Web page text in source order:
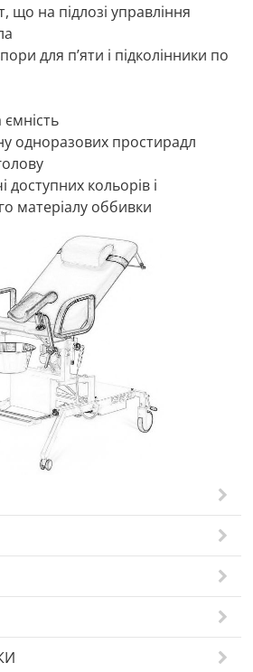
що на підлозі управління
для п’яти і підколінники по
ємність
одноразових простирадл
доступних кольорів і
матеріалу оббивки